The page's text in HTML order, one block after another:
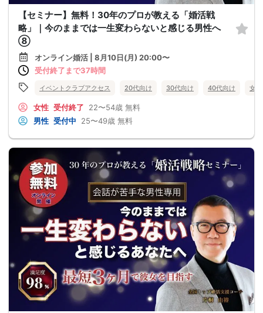
【セミナー】無料！30年のプロが教える「婚活戦
略」｜今のままでは一生変わらないと感じる男性へ
⑧
オンライン婚活 | 8月10日(月) 20:00〜
受付終了まで37時間
イベントクラブアクセス 20代向け 30代向け 40代向け 女
女性 受付終了 22〜54歳 無料
男性 受付中 25〜49歳 無料